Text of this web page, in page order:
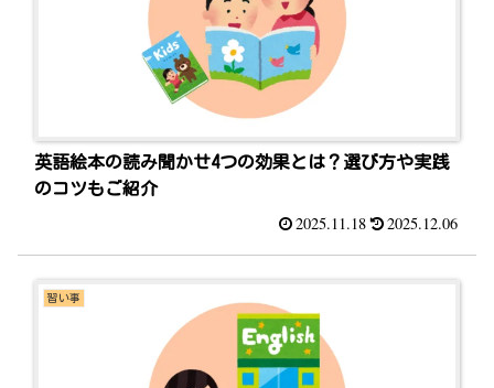
英語絵本の読み聞かせ4つの効果とは？選び方や実践
のコツもご紹介
2025.11.18 2025.12.06
習い事